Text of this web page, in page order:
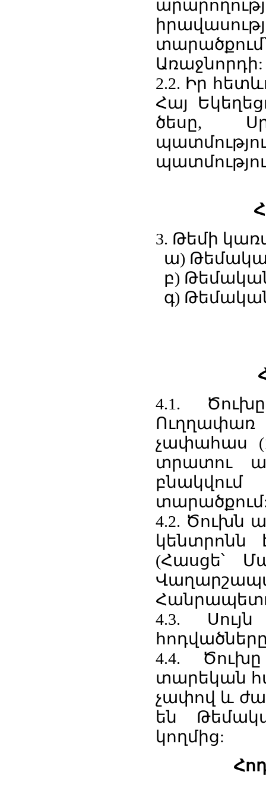
Առաջնորդի:
2.2. Իր
Հայ
ծեսը,
3. Թեմի
ա)
բ)
գ)
4.1.
Ուղղափառ
չափահաս
տրատու
4.2. Ծուխն
կենտրոնն
(Հասցե՝
4.3.
4.4.
տարեկան
չափով և
են
կողմից: